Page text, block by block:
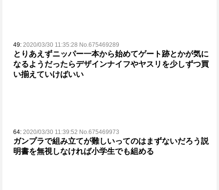
49: 2020/03/30 11:35:28 No.675469289
とりあえずニッパー一本から始めてゲート跡とかが気に
なるようだったらデザインナイフやヤスリを少しずつ買
い揃えていけばいい
64: 2020/03/30 11:39:52 No.675469973
ガンプラで組み立てが難しいってのはまずないだろう説
明書を無視しなければ小学生でも組める